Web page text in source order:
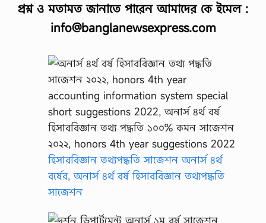
প্রশ্ন ও মতামত জানাতে পারেন আমাদের কে ইমেল :
info@banglanewsexpress.com
হিসাববিজ্ঞান তথ্যপদ্ধতি সাজেশন অনার্স ৪র্থ
বর্ষের, অনার্স ৪র্থ বর্ষ হিসাববিজ্ঞান তথ্যপদ্ধতি
সাজেশন